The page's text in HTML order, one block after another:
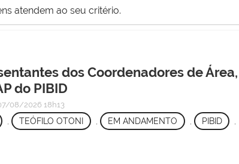
atendem ao seu critério.
dos Coordenadores de
do PIBID
08/2026 18h13
, TEÓFILO OTONI EM ANDAMENTO PIBID